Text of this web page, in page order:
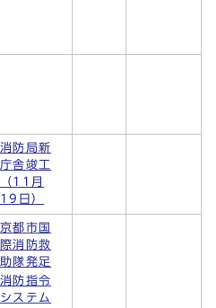
消防局新
庁舎竣工
（11月
19日）
京都市国
際消防救
助隊発足
消防指令
システム